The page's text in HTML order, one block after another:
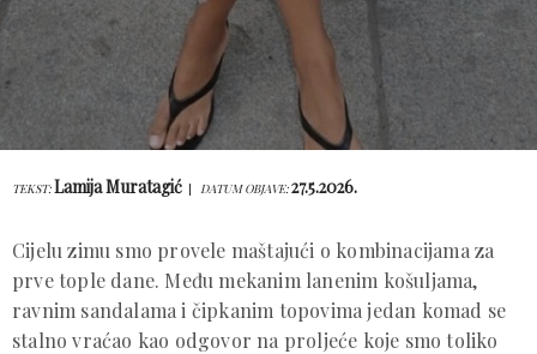
TEKST:Lamija Muratagić DATUM OBJAVE:27.5.2026.
Cijelu zimu smo provele maštajući o kombinacijama za
prve tople dane. Među mekanim lanenim košuljama,
ravnim sandalama i čipkanim topovima jedan komad se
stalno vraćao kao odgovor na proljeće koje smo toliko